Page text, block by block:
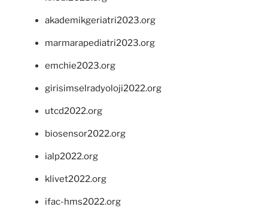
akademikgeriatri2023.org
marmarapediatri2023.org
emchie2023.org
girisimselradyoloji2022.org
utcd2022.org
biosensor2022.org
ialp2022.org
klivet2022.org
ifac-hms2022.org